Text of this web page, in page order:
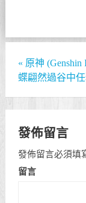
« 原神 (Genshin
蝶翩然過谷中
發佈留言
發佈留言必須填
留言